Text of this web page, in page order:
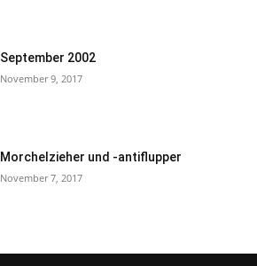
September 2002
November 9, 2017
Morchelzieher und -antiflupper
November 7, 2017